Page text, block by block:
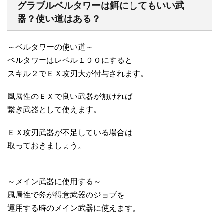
グラブルベルタワーは餌にしてもいい武
器？使い道はある？
～ベルタワーの使い道～
ベルタワーはレベル１００にすると
スキル２でＥＸ攻刃大が付与されます。
風属性のＥＸで良い武器が無ければ
繋ぎ武器として使えます。
ＥＸ攻刃武器が不足している場合は
取っておきましょう。
～メイン武器に使用する～
風属性で斧が得意武器のジョブを
運用する時のメイン武器に使えます。